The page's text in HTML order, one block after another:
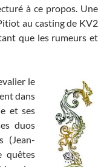
à ce propos. Une
au casting de KV2
que les rumeurs et
le
dans
et ses
duos
(Jean-
quêtes